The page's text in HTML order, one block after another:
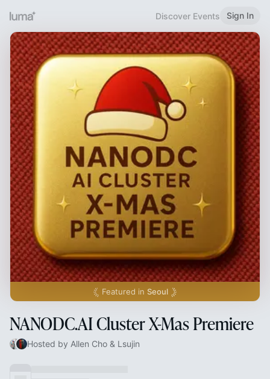
Discover Events Sign In
Featured in Seoul
NANODC.AI Cluster X-Mas Premiere
Hosted by Allen Cho & Lsujin